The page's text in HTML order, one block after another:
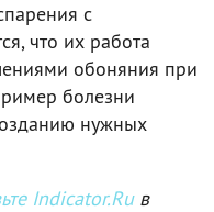
с
что их работа
обоняния при
болезни
нужных
Indicator.Ruв